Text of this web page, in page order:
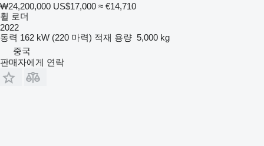
₩24,200,000 US$17,000 ≈ €14,710
휠 로더
2022
동력 162 kW (220 마력) 적재 용량 5,000 kg
중국
판매자에게 연락